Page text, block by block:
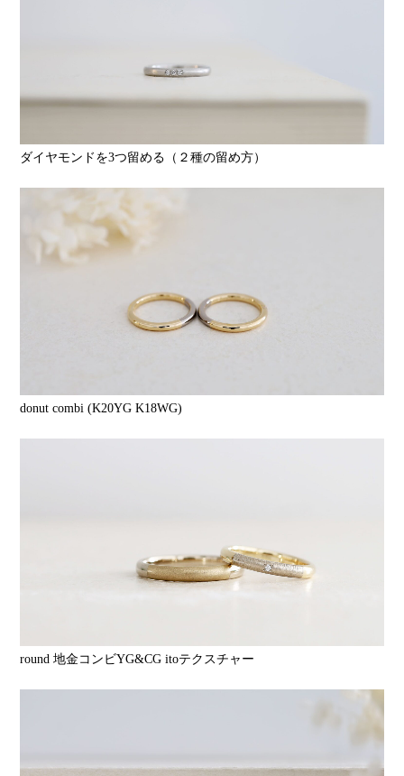
ダイヤモンドを3つ留める（２種の留め方）
donut combi (K20YG K18WG)
round 地金コンビYG&CG itoテクスチャー